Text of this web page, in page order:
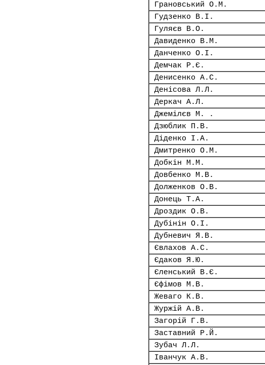
Грановський О.М.
Гудзенко В.І.
Гуляєв В.О.
Давиденко В.М.
Данченко О.І.
Демчак Р.Є.
Денисенко А.С.
Денісова Л.Л.
Деркач А.Л.
Джемілєв М. .
Дзюблик П.В.
Діденко І.А.
Дмитренко О.М.
Добкін М.М.
Довбенко М.В.
Долженков О.В.
Донець Т.А.
Дроздик О.В.
Дубінін О.І.
Дубневич Я.В.
Євлахов А.С.
Єдаков Я.Ю.
Єленський В.Є.
Єфімов М.В.
Жеваго К.В.
Журжій А.В.
Загорій Г.В.
Заставний Р.Й.
Зубач Л.Л.
Іванчук А.В.